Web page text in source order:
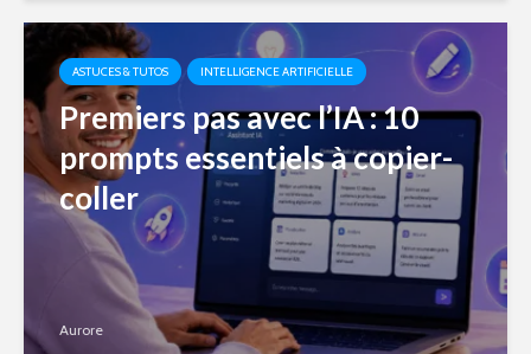
ASTUCES & TUTOS INTELLIGENCE ARTIFICIELLE
Premiers pas avec l’IA : 10
prompts essentiels à copier-
coller
Aurore